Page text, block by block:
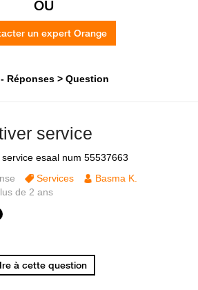
OU
un expert Orange
Réponses Question
service
service esaal num 55537663
Services
Basma K.
de 2 ans
à cette question